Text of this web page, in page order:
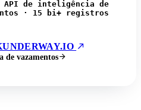
API de inteligência de
· 15 bi+ registros
de vazamentos